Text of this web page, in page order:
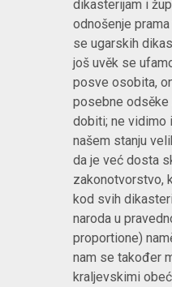
dikasterijam i
odnošenje
se ugarskih
još uvěk se
posve osobita,
posebne odsěke
dobiti; ne vidimo
našem stanju
da je već dosta
zakonotvorstvo,
kod svih
naroda u
proportione)
nam se također
kraljevskimi